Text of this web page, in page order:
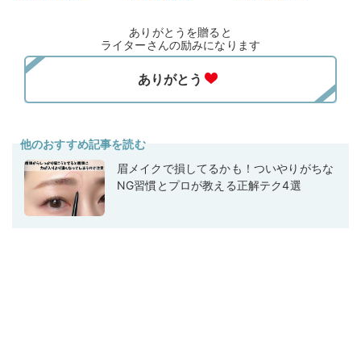
ありがとうを贈ると
ライターさんの励みになります
他のおすすめ記事を読む
眉メイクで損してるかも！ついやりがちな
NG習慣とプロが教える正解テク4選